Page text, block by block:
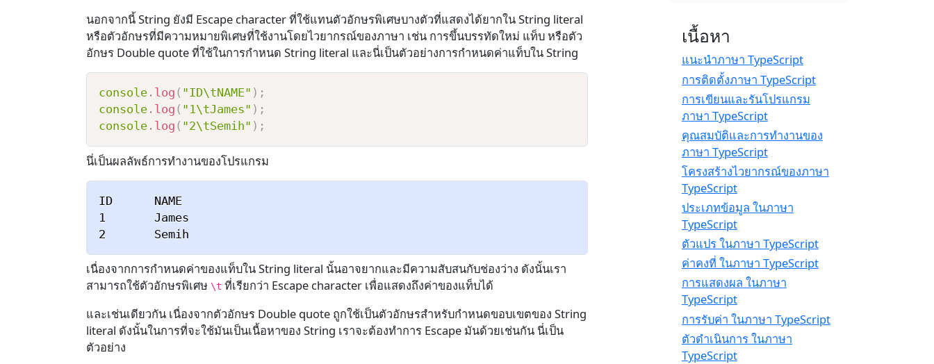
นอกจากนี้ String ยังมี Escape character ที่ใช้แทนตัวอักษรพิเศษบางตัวที่แสดงได้ยากใน String literal
หรือตัวอักษรที่มีความหมายพิเศษที่ใช้งานโดยไวยากรณ์ของภาษา เช่น การขึ้นบรรทัดใหม่ แท็บ หรือตัว
อักษร Double quote ที่ใช้ในการกำหนด String literal และนี่เป็นตัวอย่างการกำหนดค่าแท็บใน String
console. log ( "ID\tNAME" ) ;
console. log ( "1\tJames" ) ;
console. log ( "2\tSemih" ) ;
นึ่เป็นผลลัพธ์การทำงานของโปรแกรม
ID      NAME
1       James
เนื่องจากการกำหนดค่าของแท็บใน String literal นั้นอาจยากและมีความสับสนกับช่องว่าง ดังนั้นเรา
สามารถใช้ตัวอักษรพิเศษ \t ที่เรียกว่า Escape character เพื่อแสดงถึงค่าของแท็บได้
และเช่นเดียวกัน เนื่องจากตัวอักษร Double quote ถูกใช้เป็นตัวอักษรสำหรับกำหนดขอบเขตของ String
literal ดังนั้นในการที่จะใช้มันเป็นเนื้อหาของ String เราจะต้องทำการ Escape มันด้วยเช่นกัน นี่เป็น
ตัวอย่าง
เนื้อหา
แนะนำภาษา TypeScript
การติดตั้งภาษา TypeScript
การเขียนและรันโปรแกรม
ภาษา TypeScript
คุณสมบัติและการทำงานของ
ภาษา TypeScript
โครงสร้างไวยากรณ์ของภาษา
TypeScript
ประเภทข้อมูล ในภาษา
TypeScript
ตัวแปร ในภาษา TypeScript
ค่าคงที่ ในภาษา TypeScript
การแสดงผล ในภาษา
TypeScript
การรับค่า ในภาษา TypeScript
ตัวดำเนินการ ในภาษา
TypeScript